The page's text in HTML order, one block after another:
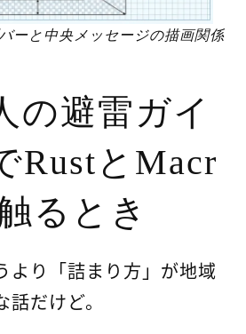
ーと中央メッセージの描画関係
の避雷ガイ
RustとMacr
るとき
より「詰まり方」が地域
だけど。